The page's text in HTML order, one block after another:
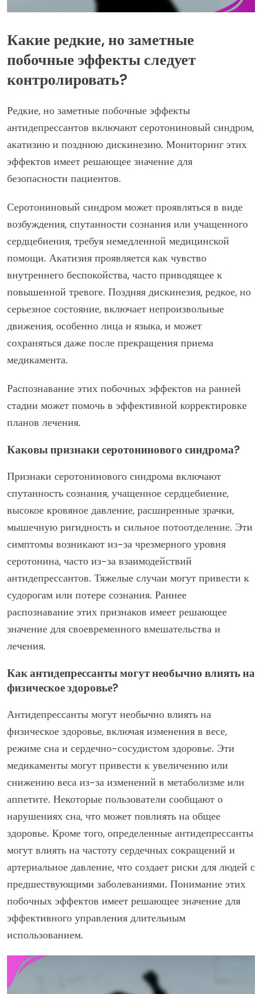
Какие редкие, но заметные
побочные эффекты следует
контролировать?
Редкие, но заметные побочные эффекты
антидепрессантов включают серотониновый синдром,
акатизию и позднюю дискинезию. Мониторинг этих
эффектов имеет решающее значение для
безопасности пациентов.
Серотониновый синдром может проявляться в виде
возбуждения, спутанности сознания или учащенного
сердцебиения, требуя немедленной медицинской
помощи. Акатизия проявляется как чувство
внутреннего беспокойства, часто приводящее к
повышенной тревоге. Поздняя дискинезия, редкое, но
серьезное состояние, включает непроизвольные
движения, особенно лица и языка, и может
сохраняться даже после прекращения приема
медикамента.
Распознавание этих побочных эффектов на ранней
стадии может помочь в эффективной корректировке
планов лечения.
Каковы признаки серотонинового синдрома?
Признаки серотонинового синдрома включают
спутанность сознания, учащенное сердцебиение,
высокое кровяное давление, расширенные зрачки,
мышечную ригидность и сильное потоотделение. Эти
симптомы возникают из-за чрезмерного уровня
серотонина, часто из-за взаимодействий
антидепрессантов. Тяжелые случаи могут привести к
судорогам или потере сознания. Раннее
распознавание этих признаков имеет решающее
значение для своевременного вмешательства и
лечения.
Как антидепрессанты могут необычно влиять на
физическое здоровье?
Антидепрессанты могут необычно влиять на
физическое здоровье, включая изменения в весе,
режиме сна и сердечно-сосудистом здоровье. Эти
медикаменты могут привести к увеличению или
снижению веса из-за изменений в метаболизме или
аппетите. Некоторые пользователи сообщают о
нарушениях сна, что может повлиять на общее
здоровье. Кроме того, определенные антидепрессанты
могут влиять на частоту сердечных сокращений и
артериальное давление, что создает риски для людей с
предшествующими заболеваниями. Понимание этих
побочных эффектов имеет решающее значение для
эффективного управления длительным
использованием.